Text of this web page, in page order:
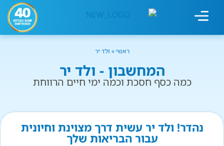
ראשי» ולד יר
המחשבון - ולד יר
כמה כסף חסכת וכמה ימי חיים הרווחת
נהדר! ולד יר עשית דרך מצוינת וחיונית
עבור הבריאות שלך